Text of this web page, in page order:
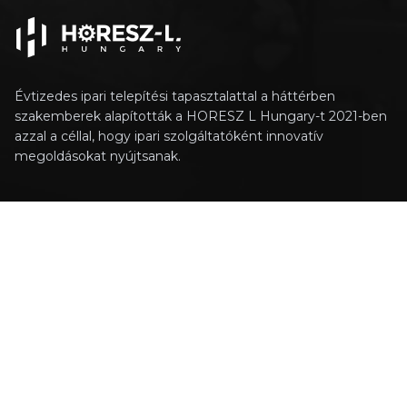
Évtizedes ipari telepítési tapasztalattal a háttérben
szakemberek alapították a HORESZ L Hungary-t 2021-ben
azzal a céllal, hogy ipari szolgáltatóként innovatív
megoldásokat nyújtsanak.